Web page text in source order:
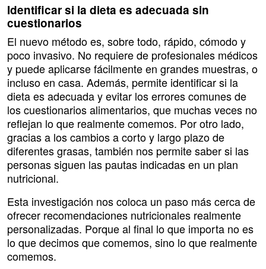
Identificar si la dieta es adecuada sin
cuestionarios
El nuevo método es, sobre todo, rápido, cómodo y
poco invasivo. No requiere de profesionales médicos
y puede aplicarse fácilmente en grandes muestras, o
incluso en casa. Además, permite identificar si la
dieta es adecuada y evitar los errores comunes de
los cuestionarios alimentarios, que muchas veces no
reflejan lo que realmente comemos. Por otro lado,
gracias a los cambios a corto y largo plazo de
diferentes grasas, también nos permite saber si las
personas siguen las pautas indicadas en un plan
nutricional.
Esta investigación nos coloca un paso más cerca de
ofrecer recomendaciones nutricionales realmente
personalizadas. Porque al final lo que importa no es
lo que decimos que comemos, sino lo que realmente
comemos.